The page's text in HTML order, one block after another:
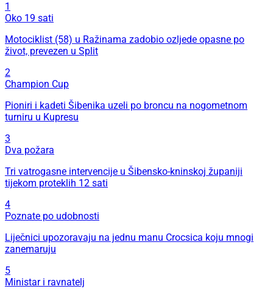
1
Oko 19 sati
Motociklist (58) u Ražinama zadobio ozljede opasne po
život, prevezen u Split
2
Champion Cup
Pioniri i kadeti Šibenika uzeli po broncu na nogometnom
turniru u Kupresu
3
Dva požara
Tri vatrogasne intervencije u Šibensko-kninskoj županiji
tijekom proteklih 12 sati
4
Poznate po udobnosti
Liječnici upozoravaju na jednu manu Crocsica koju mnogi
zanemaruju
5
Ministar i ravnatelj